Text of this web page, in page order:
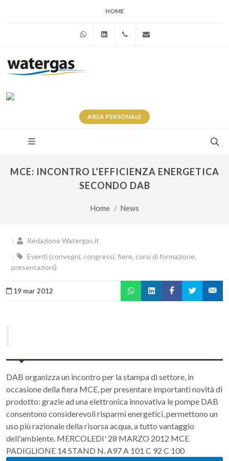
HOME
WhatsAppLinkedin+39 345 281 0246
AREA PERSONALE
MCE: INCONTRO L’EFFICIENZA ENERGETICA
SECONDO DAB
Home News
Redazione Watergas.it
Eventi (convegni, congressi, fiere, corsi di formazione,
presentazioni)
19 mar 2012
DAB organizza un incontro per la stampa di settore, in
occasione della fiera MCE, per presentare importanti novità di
prodotto: grazie ad una elettronica innovativa le pompe DAB
consentono considerevoli risparmi energetici, permettono un
uso più razionale della risorsa acqua, a tutto vantaggio
dell'ambiente. MERCOLEDI' 28 MARZO 2012 MCE
PADIGLIONE 14 STAND N. A97 A 101 C 92 C 100